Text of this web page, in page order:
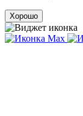
Хорошо